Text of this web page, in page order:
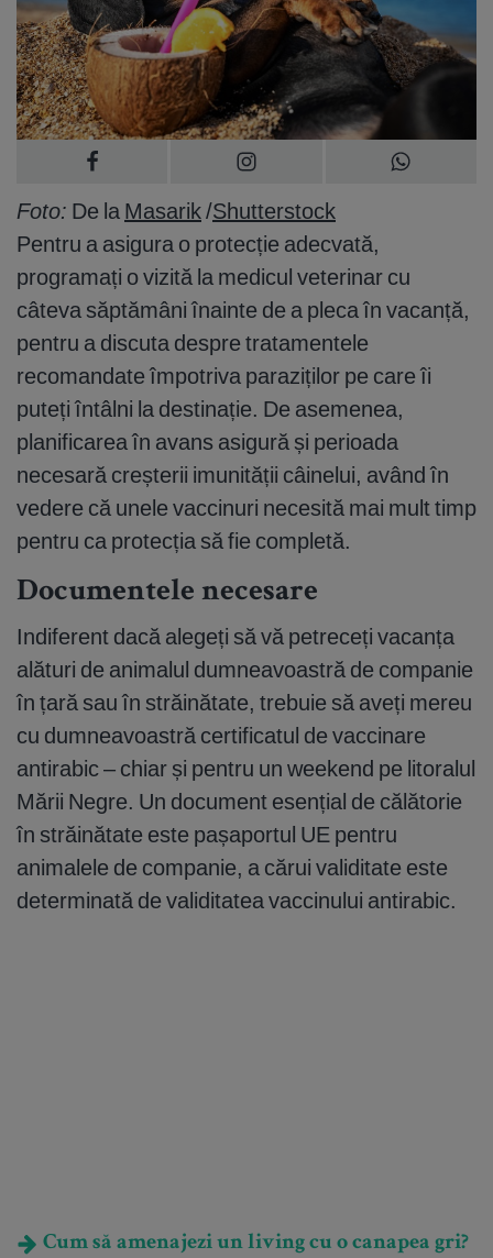
Foto: De la Masarik/Shutterstock
Pentru a asigura o protecție adecvată,
programați o vizită la medicul veterinar cu
câteva săptămâni înainte de a pleca în vacanță,
pentru a discuta despre tratamentele
recomandate împotriva paraziților pe care îi
puteți întâlni la destinație. De asemenea,
planificarea în avans asigură și perioada
necesară creșterii imunității câinelui, având în
vedere că unele vaccinuri necesită mai mult timp
pentru ca protecția să fie completă.
Documentele necesare
Indiferent dacă alegeți să vă petreceți vacanța
alături de animalul dumneavoastră de companie
în țară sau în străinătate, trebuie să aveți mereu
cu dumneavoastră certificatul de vaccinare
antirabic – chiar și pentru un weekend pe litoralul
Mării Negre. Un document esențial de călătorie
în străinătate este pașaportul UE pentru
animalele de companie, a cărui validitate este
determinată de validitatea vaccinului antirabic.
Cum să amenajezi un living cu o canapea gri?